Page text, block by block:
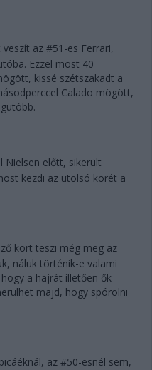
az #51-es Ferrari,
Ezzel most 40
kissé szétszakadt a
Calado mögött,
Nielsen előtt, sikerült
kezdi az utolsó körét a
kört teszi még meg az
náluk történik-e valami
a hajrát illetően ők
majd, hogy spórolni
az #50-esnél sem,